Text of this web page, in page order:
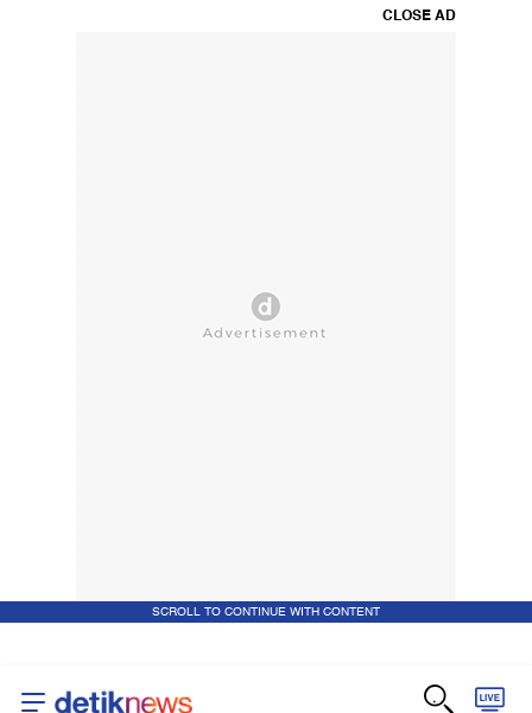
CLOSE AD
SCROLL TO CONTINUE WITH CONTENT